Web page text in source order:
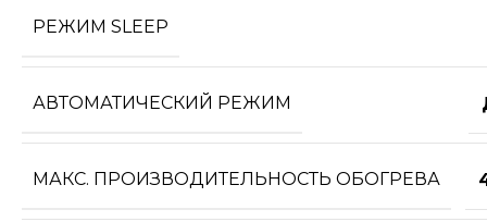
РЕЖИМ SLEEP
АВТОМАТИЧЕСКИЙ РЕЖИМ
МАКС. ПРОИЗВОДИТЕЛЬНОСТЬ ОБОГРЕВА